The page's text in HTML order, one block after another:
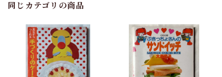
同じカテゴリの商品